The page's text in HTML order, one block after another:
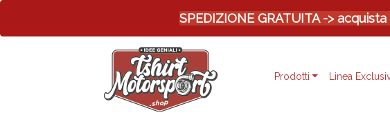
SPEDIZIONE GRATUITA ->
Prodotti Linea